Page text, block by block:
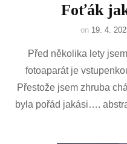
Foťák
on 19. 4.
Před několika lety
fotoaparát je
Přestože jsem zhruba
byla pořád jakási….